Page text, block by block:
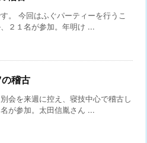
。 今回はふぐパーティーを行うこ
２１名が参加。年明け ...
稽古
会を来週に控え、寝技中心で稽古し
が参加。太田信胤さん ...